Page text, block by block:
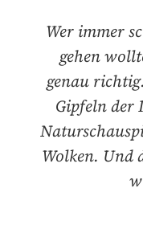
Wer immer
gehen
genau
Gipfeln der
Wolken. Und